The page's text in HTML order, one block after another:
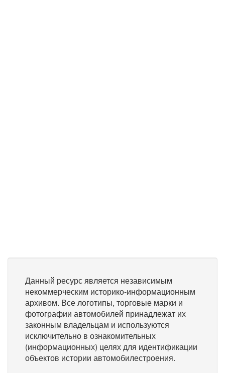
Данный ресурс является независимым
некоммерческим историко-информационным
архивом. Все логотипы, торговые марки и
фотографии автомобилей принадлежат их
законным владельцам и используются
исключительно в ознакомительных
(информационных) целях для идентификации
объектов истории автомобилестроения.